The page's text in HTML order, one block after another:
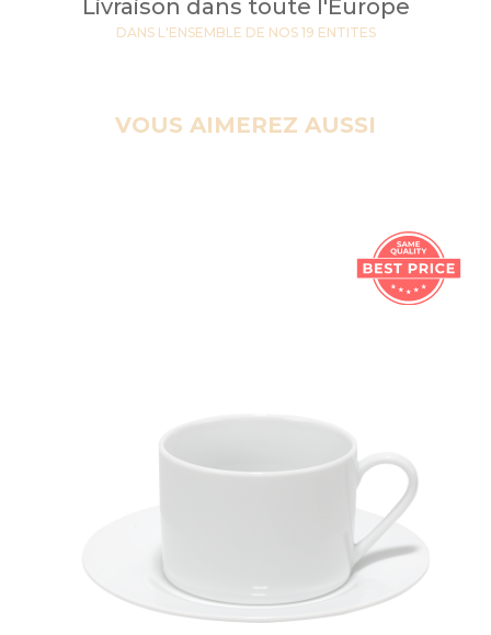
Livraison dans toute l'Europe
DANS L'ENSEMBLE DE NOS 19 ENTITES
VOUS AIMEREZ AUSSI